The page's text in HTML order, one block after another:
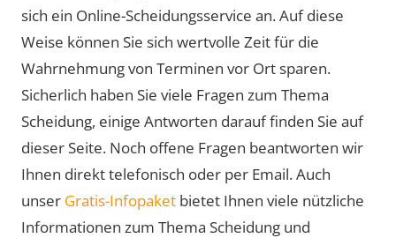
sich ein Online-Scheidungsservice an. Auf diese
Weise können Sie sich wertvolle Zeit für die
Wahrnehmung von Terminen vor Ort sparen.
Sicherlich haben Sie viele Fragen zum Thema
Scheidung, einige Antworten darauf finden Sie auf
dieser Seite. Noch offene Fragen beantworten wir
Ihnen direkt telefonisch oder per Email. Auch
unser Gratis-Infopaket bietet Ihnen viele nützliche
Informationen zum Thema Scheidung und